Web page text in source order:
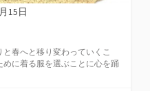
15日
春へと移り変わっていくこ
に着る服を選ぶことに心を踊